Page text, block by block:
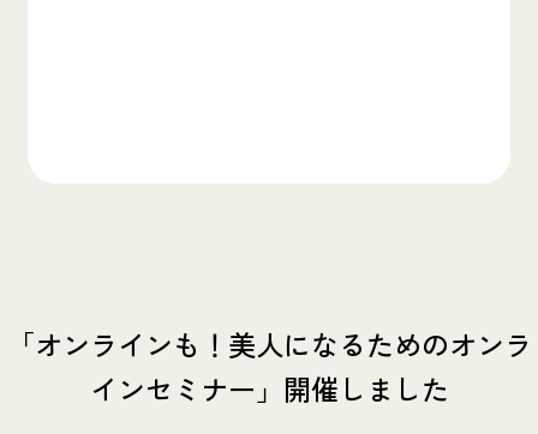
「オンラインも！美人になるためのオンラ
インセミナー」開催しました